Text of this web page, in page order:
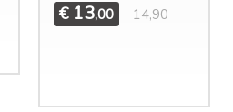
€ 13,00 14,90